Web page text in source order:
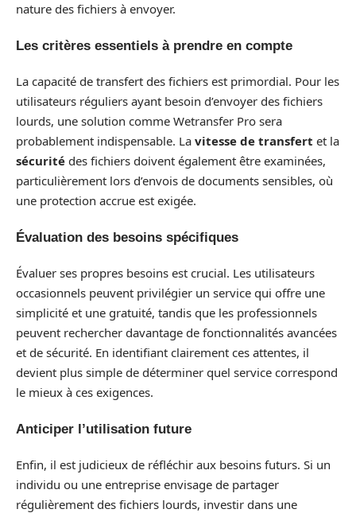
nature des fichiers à envoyer.
Les critères essentiels à prendre en compte
La capacité de transfert des fichiers est primordial. Pour les
utilisateurs réguliers ayant besoin d’envoyer des fichiers
lourds, une solution comme Wetransfer Pro sera
probablement indispensable. La vitesse de transfert et la
sécu­rité des fichiers doivent également être examinées,
particulièrement lors d’envois de documents sensibles, où
une protection accrue est exigée.
Évaluation des besoins spécifiques
Évaluer ses propres besoins est crucial. Les utilisateurs
occasionnels peuvent privilégier un service qui offre une
simplicité et une gratuité, tandis que les professionnels
peuvent rechercher davantage de fonctionnalités avancées
et de sécurité. En identifiant clairement ces attentes, il
devient plus simple de déterminer quel service correspond
le mieux à ces exigences.
Anticiper l’utilisation future
Enfin, il est judicieux de réfléchir aux besoins futurs. Si un
individu ou une entreprise envisage de partager
régulièrement des fichiers lourds, investir dans une